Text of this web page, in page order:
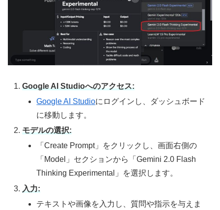
Google AI Studioへのアクセス:
Google AI Studioにログインし、ダッシュボード
に移動します。
モデルの選択:
「Create Prompt」をクリックし、画面右側の
「Model」セクションから「Gemini 2.0 Flash
Thinking Experimental」を選択します。
入力:
テキストや画像を入力し、質問や指示を与えま